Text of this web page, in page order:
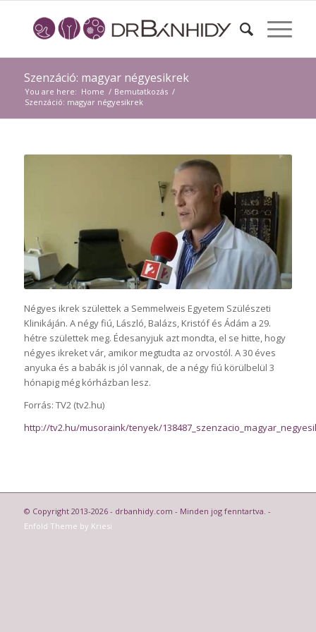
Szenzáció: magyar négyesikrek
You are here: Home / Bemutatkozás /
Szenzáció: magyar négyesikrek
Négyes ikrek születtek a Semmelweis Egyetem Szülészeti
Klinikáján. A négy fiú, László, Balázs, Kristóf és Ádám a 29.
hétre születtek meg. Édesanyjuk azt mondta, el se hitte, hogy
négyes ikreket vár, amikor megtudta az orvostól. A 30 éves
anyuka és a babák is jól vannak, de a négy fiú körülbelül 3
hónapig még kórházban lesz.
Forrás: TV2 (tv2.hu)
http://tv2.hu/musoraink/tenyek/
© Copyright 2013-2026 - drbanhidy.com - Minden jog fenntartva. -
Enfold Theme by Kriesi